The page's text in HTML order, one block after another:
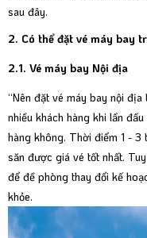
sau đây.
2. Có thể đặt vé máy bay
2.1. Vé máy bay Nội địa
“Nên đặt vé máy bay nội
nhiều khách hàng khi lần
hàng không. Thời điểm 1 -
săn được giá vé tốt nhất.
để đề phòng thay đổi kế
khỏe.